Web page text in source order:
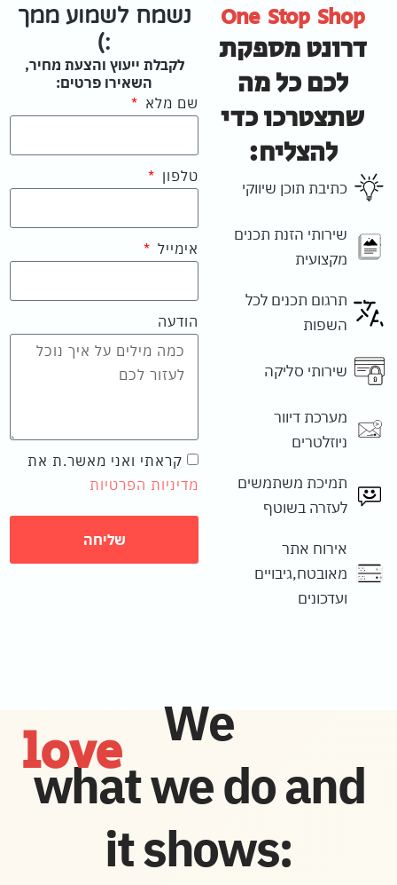
One Stop Shop
דרונט מספקת
לכם כל מה
שתצטרכו כדי
להצליח:
כתיבת תוכן שיווקי
שירותי הזנת תכנים
מקצועית
תרגום תכנים לכל
השפות
שירותי סליקה
מערכת דיוור
ניוזלטרים
תמיכת משתמשים
לעזרה בשוטף
אירוח אתר
מאובטח,גיבויים
ועדכונים
נשמח לשמוע ממך
:)
לקבלת ייעוץ והצעת מחיר,
השאירו פרטים:
שם מלא
טלפון
אימייל
הודעה
קראתי ואני מאשר.ת את
מדיניות הפרטיות
שליחה
We
love
what we do and
it shows: